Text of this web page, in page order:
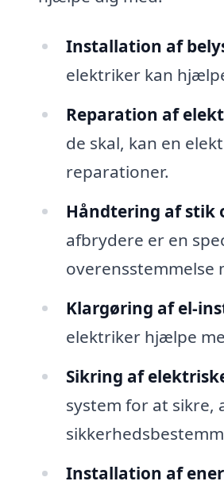
Installation af
elektriker kan
Reparation af
de skal, kan en
reparationer.
Håndtering af stik
afbrydere er en
overensstemmelse
Klargøring af el-
elektriker hjælpe
Sikring af
system for at sikre,
Installation af